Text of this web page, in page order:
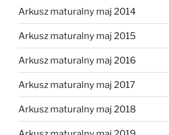
Arkusz maturalny maj 2014
Arkusz maturalny maj 2015
Arkusz maturalny maj 2016
Arkusz maturalny maj 2017
Arkusz maturalny maj 2018